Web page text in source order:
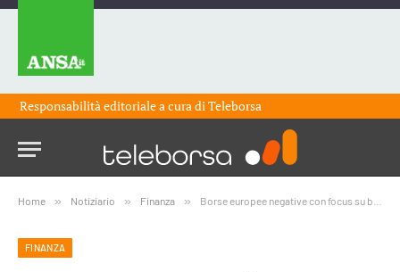
Responsabilità editoriale a cura diTeleborsa
Home » Notiziario » Finanza » Borse europee negative con focus su banche centrali. Svolta hawkish della Fed
FINANZA